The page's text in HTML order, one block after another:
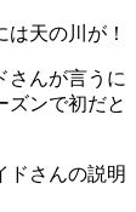
天の川が！
さんが言うに
ズンで初だと
ドさんの説明